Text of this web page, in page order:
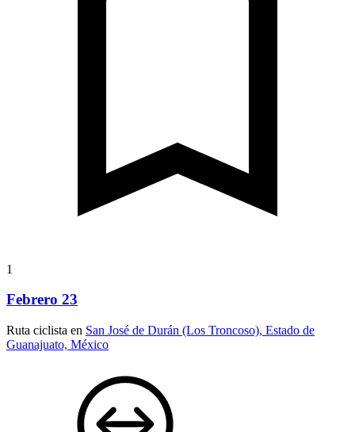
1
Febrero 23
Ruta ciclista en San José de Durán (Los Troncoso), Estado de
Guanajuato, México